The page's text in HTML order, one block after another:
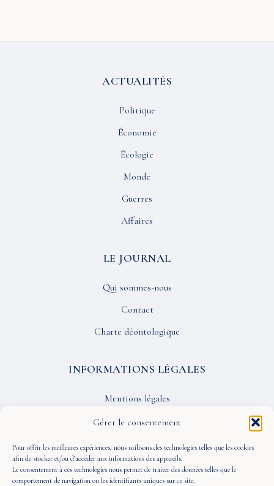
Gérer le consentement
Pour offrir les meilleures expériences, nous utilisons des technologies telles que les cookies
afin de stocker et/ou d’accéder aux informations des appareils.
Le consentement à ces technologies nous permet de traiter des données telles que le
comportement de navigation ou les identifiants uniques sur ce site.
ACTUALITÉS
Politique
Économie
Écologie
Monde
Guerres
Affaires
LE JOURNAL
Qui sommes-nous
Contact
Charte déontologique
INFORMATIONS LÉGALES
Mentions légales
Confidentialité
CGU
SUIVEZ-NOUS